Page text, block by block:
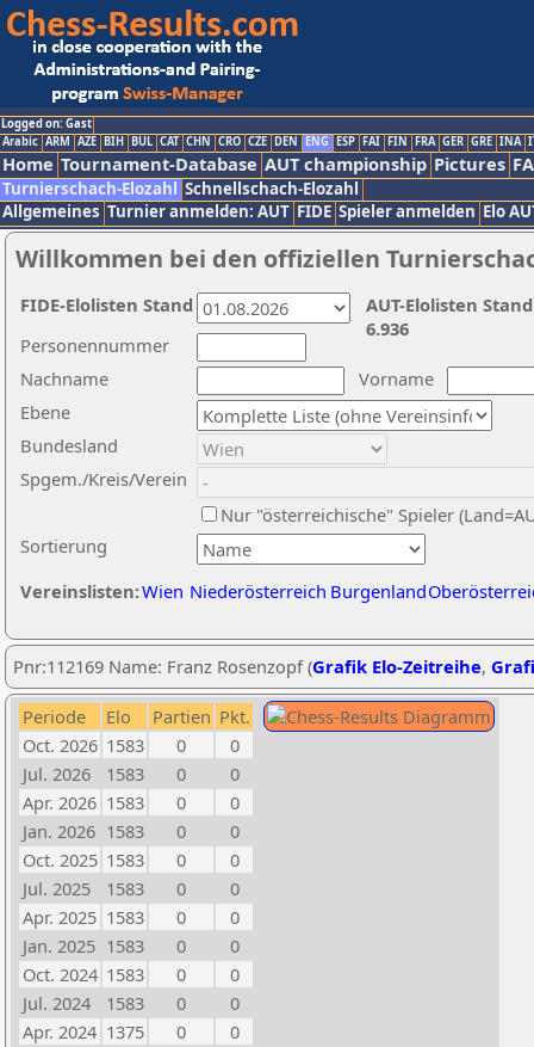
Logged on: Gast
Arabic ARM AZE BIH BUL CAT CHN CRO CZE DEN ENG ESP FAI FIN FRA GER GRE INA
Home Tournament-Database AUT championship Pictures
Turnierschach-Elozahl Schnellschach-Elozahl
Allgemeines Turnier anmelden: AUT FIDE Spieler anmelden Elo
Willkommen bei den offiziellen
Nachname
Vorname
Ebene
Sortierung
Personennummer
Bundesland
Spgem./Kreis/Verein
Nur "österreichische" Spieler
Vereinslisten:Wien Niederösterreich Burgenland
AUT-Elolisten
6.936
FIDE-Elolisten Stand
Pnr:112169 Name: Franz Rosenzopf (Grafik Elo-Zeitreihe,
Periode Elo Partien Pkt.
Oct. 2026 1583 0
0
Jul. 2026
1583 0
0
Apr. 2026 1583 0
0
Jan. 2026 1583 0
0
Oct. 2025 1583 0
0
Jul. 2025
1583 0
0
Apr. 2025 1583 0
0
Jan. 2025 1583 0
0
Oct. 2024 1583 0
0
Jul. 2024
1583 0
0
Apr. 2024 1375 0
0